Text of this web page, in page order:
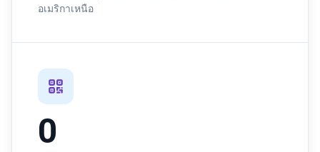
อเมริกาเหนือ
0